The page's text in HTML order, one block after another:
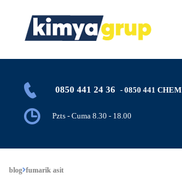
0850 441 24 36 - 0850 441 CHEM
Pzts - Cuma 8.30 - 18.00
blog fumarik asit